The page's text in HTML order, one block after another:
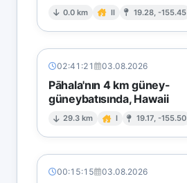
0.0 km II 19.28, -155.45
02:41:21 03.08.2026
Pāhala'nın 4 km güney-
güneybatısında, Hawaii
29.3 km I 19.17, -155.50
00:15:15 03.08.2026